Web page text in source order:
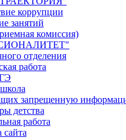
коррупции
занятий
комиссия)
отделения
работа
запрещенную
детства
работа
сайта